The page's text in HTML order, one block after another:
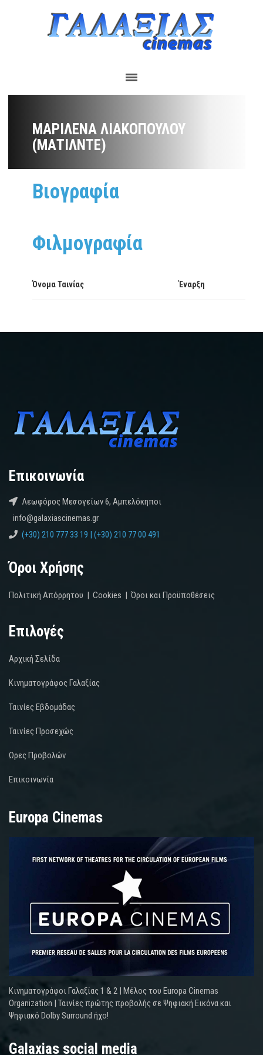
ΜΑΡΙΛΈΝΑ ΛΙΑΚΟΠΟΎΛΟΥ
(ΜΑΤΊΛΝΤΕ)
Βιογραφία
Φιλμογραφία
Όνομα Ταινίας Έναρξη
Επικοινωνία
Λεωφόρος Μεσογείων 6, Αμπελόκηποι
info@galaxiascinemas.gr
(+30) 210 777 33 19 | (+30) 210 77 00 491
Όροι Χρήσης
Πολιτική Απόρρητου | Cookies |Όροι και Προϋποθέσεις
Επιλογές
Αρχική Σελίδα
Κινηματογράφος Γαλαξίας
Ταινίες Εβδομάδας
Ταινίες Προσεχώς
Ωρες Προβολών
Επικοινωνία
Europa Cinemas
Κινηματογράφοι Γαλαξίας 1 & 2 | Μέλος του Europa Cinemas
Organization | Ταινίες πρώτης προβολής σε Ψηφιακή Εικόνα και
Ψηφιακό Dolby Surround ήχο!
Galaxias social media